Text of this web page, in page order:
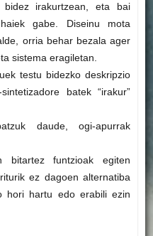
bidez irakurtzean, eta bai
gabe. Diseinu mota
orria behar bezala ager
sistema eragiletan.
testu bidezko deskripzio
batek “irakur”
daude, ogi-apurrak
bitartez funtzioak egiten
ez dagoen alternatiba
hori hartu edo erabili ezin